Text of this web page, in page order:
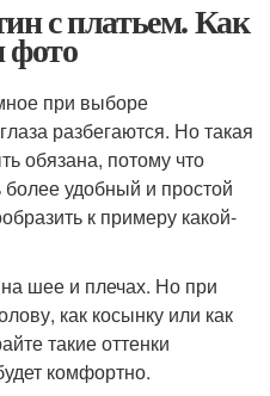
с платьем. Как
фото
при выборе
разбегаются. Но такая
обязана, потому что
удобный и простой
к примеру какой-
шее и плечах. Но при
как косынку или как
такие оттенки
комфортно.